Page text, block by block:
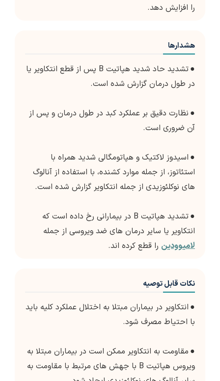
را افزایش دهد.
هشدارها
●
تشدید حاد شدید هپاتیت B پس از قطع انتکاویر یا
در طول درمان گزارش شده است.
● نظارت دقیق بر عملکرد کبد در طول درمان و پس از
آن ضروری است.
● اسیدوز لاکتیک و هپاتومگالی شدید همراه با
استئاتوز، از جمله موارد کشنده، با استفاده از آنالوگ
های نوکلئوزیدی از جمله انتکاویر گزارش شده است.
●
تشدید هپاتیت B در بیمارانی رخ داده است که
انتکاویر یا سایر درمان های ضد ویروسی از جمله
لامیوودین را قطع کرده اند.
نکات قابل توصیه
● انتکاویر در بیماران مبتلا به اختلال عملکرد کلیه باید
با احتیاط مصرف شود.
● مقاومت به انتکاویر ممکن است در بیماران مبتلا به
ویروس هپاتیت B با جهش های مرتبط با مقاومت به